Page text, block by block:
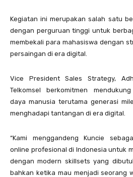
Kegiatan ini merupakan salah satu
dengan perguruan tinggi untuk
membekali para mahasiswa dengan
persaingan di era digital.
Vice President Sales Strategy,
Telkomsel berkomitmen
daya manusia terutama generasi
menghadapi tantangan di era digital.
“Kami menggandeng Kuncie
online profesional di Indonesia untuk
dengan modern skillsets yang
bahkan ketika mau menjadi seorang